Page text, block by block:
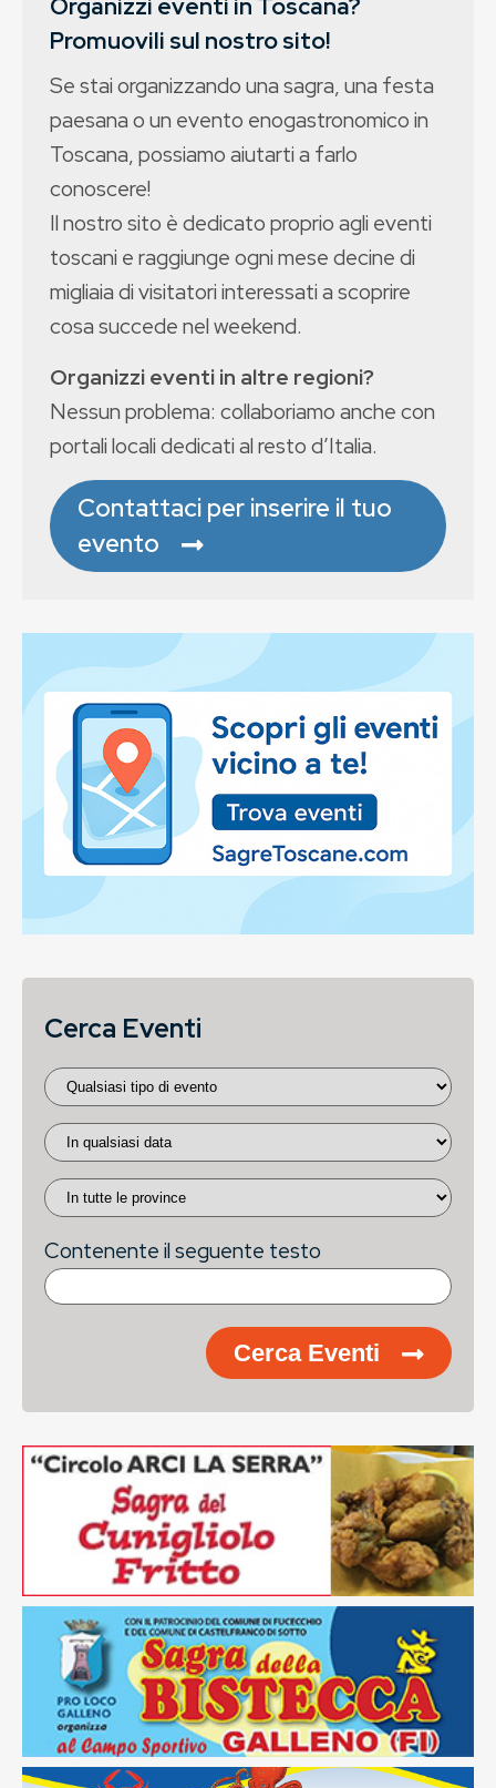
Promuovili sul nostro sito!
Se stai organizzando una sagra, una festa
paesana o un evento enogastronomico in
Toscana, possiamo aiutarti a farlo
conoscere!
Il nostro sito è dedicato proprio agli eventi
toscani e raggiunge ogni mese decine di
migliaia di visitatori interessati a scoprire
cosa succede nel weekend.
Organizzi eventi in altre regioni?
Nessun problema: collaboriamo anche con
portali locali dedicati al resto d’Italia.
Contattaci per inserire il tuo
evento
Cerca Eventi
Contenente il seguente testo
Cerca Eventi